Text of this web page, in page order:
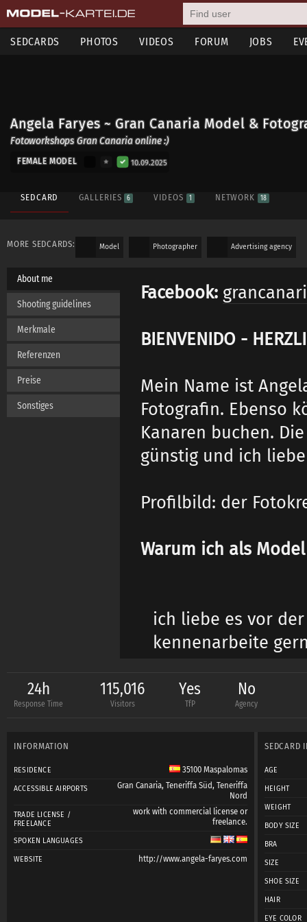
SEDCARDS PHOTOS VIDEOS FORUM JOBS
Angela Faryes ~ Gran Canaria Model &
Fotoworkshops Gran Canaria online :)
FEMALE MODEL 10.09.2025
SEDCARD GALLERIES 6 VIDEOS 1 NETWORK 18
MORE SEDCARDS: Model Photographer Advertising agency
About me
Shooting guidelines
Merkmale
Referenzen
Preise
Sonstiges
Facebook:
BIENVENIDO -
Mein Name ist
Fotografin. Ebenso
Kanaren buchen.
günstig und ich
Profilbild: der
Warum ich als
ich liebe es vor
kennenarbeite
... und ... ach, es
extremes-
an ;-)
Ich
24h
Response Time
115,016
Visitors
Yes
TfP
No
Agency
INFORMATION
RESIDENCE 35100 Maspalomas
ACCESSIBLE AIRPORTS Gran Canaria, Teneriffa Süd, Teneriffa
Nord
TRADE LICENSE /
FREELANCE
work with commercial license or
freelance.
SPOKEN LANGUAGES
WEBSITE http://www.angela-faryes.com
SEDCARD
AGE
HEIGHT
WEIGHT
BODY SIZE
BRA
SIZE
SHOE SIZE
HAIR
EYE COLOR